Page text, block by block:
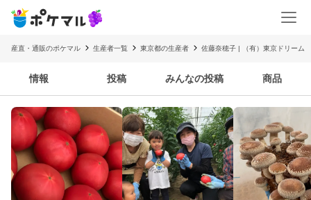
産直・通販のポケマル 生産者一覧 東京都の生産者 佐藤奈穂子 | （有）東京ドリーム
情報 投稿 みんなの投稿 商品